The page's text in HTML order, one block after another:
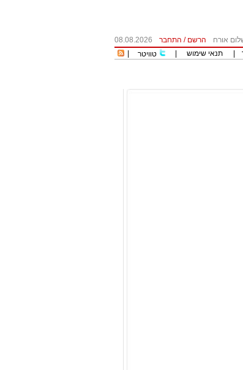
אורח הרשם / התחבר
08.08.2026
תנאי שימוש טוויטר